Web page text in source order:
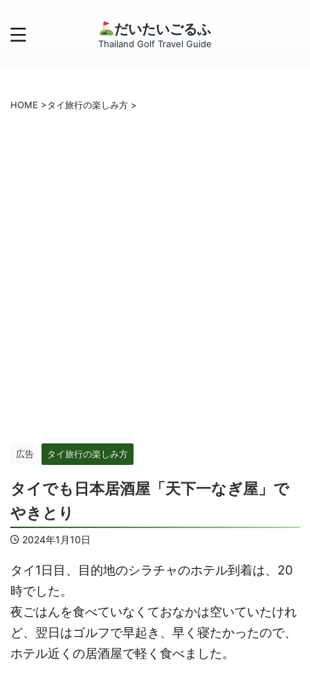
だいたいごるふ
Thailand Golf Travel Guide
HOME >タイ旅行の楽しみ方 >
広告 タイ旅行の楽しみ方
タイでも日本居酒屋「天下一なぎ屋」で
やきとり
2024年1月10日
タイ1日目、目的地のシラチャのホテル到着は、20
時でした。
夜ごはんを食べていなくておなかは空いていたけれ
ど、翌日はゴルフで早起き、早く寝たかったので、
ホテル近くの居酒屋で軽く食べました。